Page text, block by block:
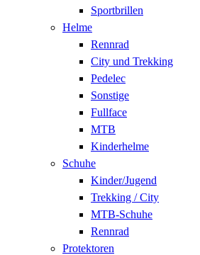
Sportbrillen
Helme
Rennrad
City und Trekking
Pedelec
Sonstige
Fullface
MTB
Kinderhelme
Schuhe
Kinder/Jugend
Trekking / City
MTB-Schuhe
Rennrad
Protektoren